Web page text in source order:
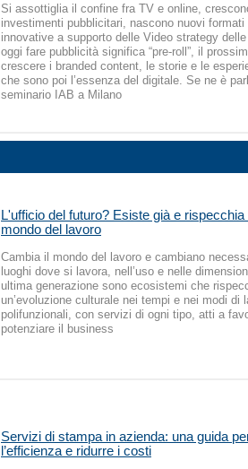
Si assottiglia il confine fra TV e online,
investimenti pubblicitari, nascono nuovi formati
innovative a supporto delle Video strategy
oggi fare pubblicità significa “pre-roll”, il
crescere i branded content, le storie e le
che sono poi l’essenza del digitale. Se ne è
seminario IAB a Milano
L'ufficio del futuro? Esiste già e rispecchia
mondo del lavoro
Cambia il mondo del lavoro e cambiano
luoghi dove si lavora, nell’uso e nelle
ultima generazione sono ecosistemi che
un’evoluzione culturale nei tempi e nei modi di
polifunzionali, con servizi di ogni tipo, atti a
potenziare il business
Servizi di stampa in azienda: una guida
l’efficienza e ridurre i costi